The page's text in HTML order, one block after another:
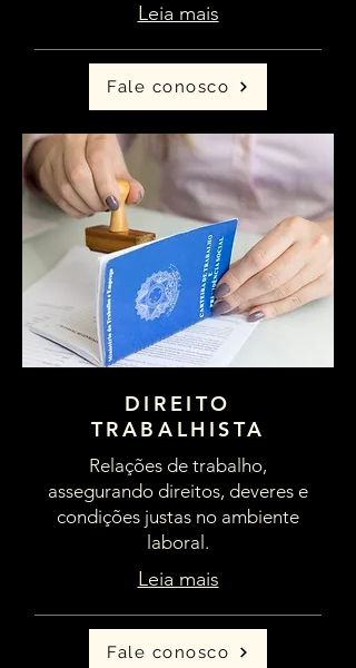
Leia mais
Fale conosco
DIREITO
TRABALHISTA
Relações de trabalho,
assegurando direitos, deveres e
condições justas no ambiente
laboral.
Leia mais
Fale conosco